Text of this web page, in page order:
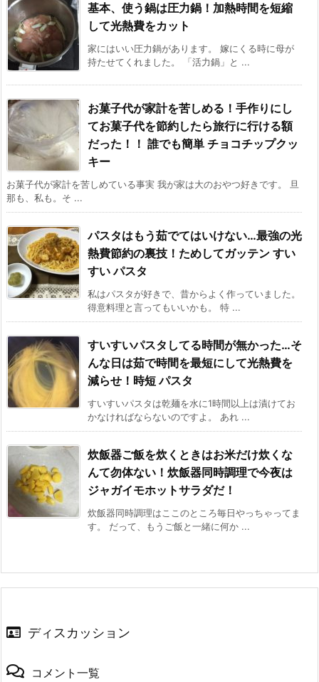
基本、使う鍋は圧力鍋！加熱時間を短縮
して光熱費をカット
家にはいい圧力鍋があります。 嫁にくる時に母が
持たせてくれました。 「活力鍋」と ...
お菓子代が家計を苦しめる！手作りにし
てお菓子代を節約したら旅行に行ける額
だった！！ 誰でも簡単 チョコチップクッ
キー
お菓子代が家計を苦しめている事実 我が家は大のおやつ好きです。 旦
那も、私も。そ ...
パスタはもう茹でてはいけない…最強の光
熱費節約の裏技！ためしてガッテン すい
すい パスタ
私はパスタが好きで、昔からよく作っていました。
得意料理と言ってもいいかも。 特 ...
すいすいパスタしてる時間が無かった…そ
んな日は茹で時間を最短にして光熱費を
減らせ！時短 パスタ
すいすいパスタは乾麺を水に1時間以上は漬けてお
かなければならないのですよ。 あれ ...
炊飯器ご飯を炊くときはお米だけ炊くな
んて勿体ない！炊飯器同時調理で今夜は
ジャガイモホットサラダだ！
炊飯器同時調理はここのところ毎日やっちゃってま
す。 だって、もうご飯と一緒に何か ...
ディスカッション
コメント一覧